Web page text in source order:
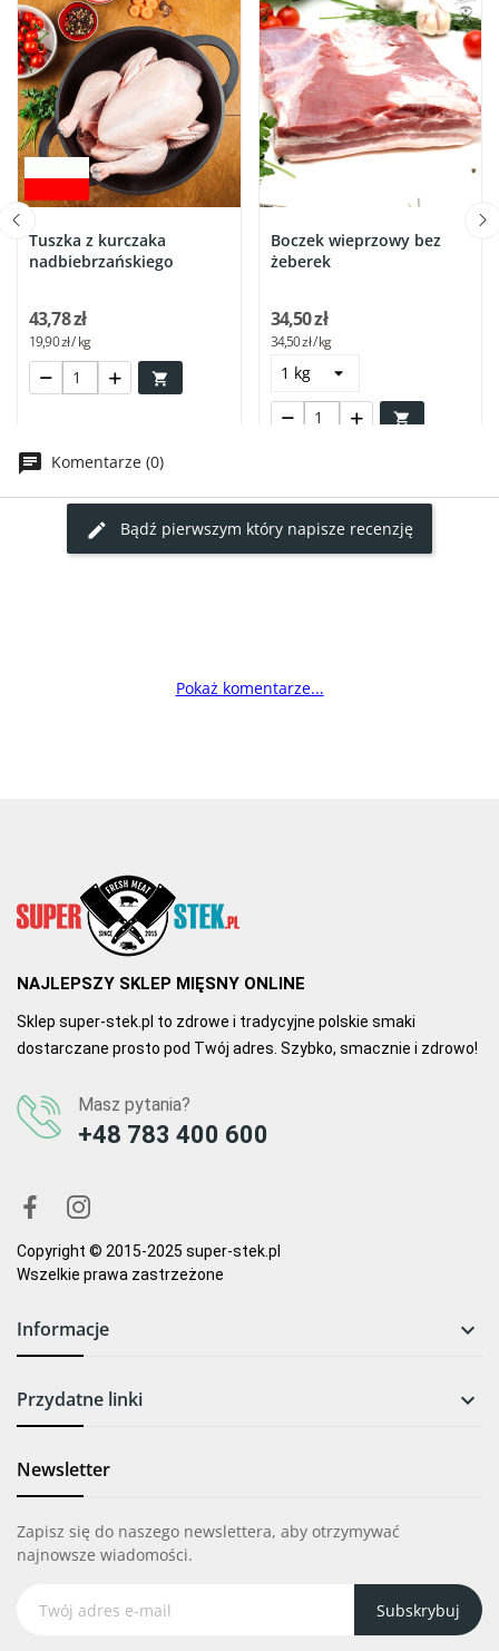
Tuszka z kurczaka
nadbiebrzańskiego

43,78 zł
19,90 zł / kg
Boczek wieprzowy bez
żeberek

34,50 zł
34,50 zł / kg
Komentarze (0)
Bądź pierwszym który napisze recenzję
Pokaż komentarze...
NAJLEPSZY SKLEP MIĘSNY ONLINE
Sklep super-stek.pl to zdrowe i tradycyjne polskie smaki
dostarczane prosto pod Twój adres. Szybko, smacznie i zdrowo!
Masz pytania?
+48 783 400 600
Copyright © 2015-2025 super-stek.pl
Wszelkie prawa zastrzeżone
Informacje 
Przydatne linki 
Newsletter
Zapisz się do naszego newslettera, aby otrzymywać
najnowsze wiadomości.
Subskrybuj